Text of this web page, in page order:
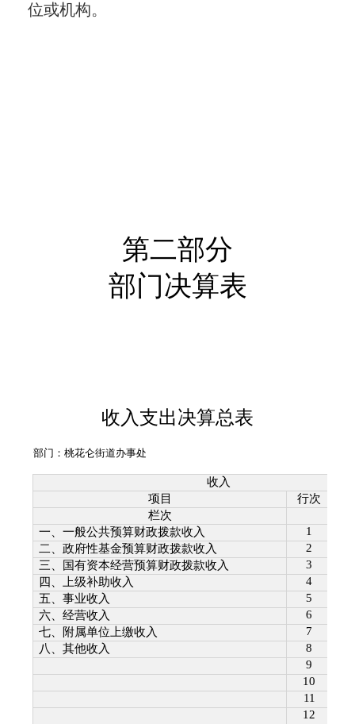
位或机构。
第二部分
部门决算表
收入支出决算总表
部门：桃花仑街道办事处
收入
项目
行次
栏次
一、一般公共预算财政拨款收入
1
二、政府性基金预算财政拨款收入
2
三、国有资本经营预算财政拨款收入
3
四、上级补助收入
4
五、事业收入
5
六、经营收入
6
七、附属单位上缴收入
7
八、其他收入
8
9
10
11
12